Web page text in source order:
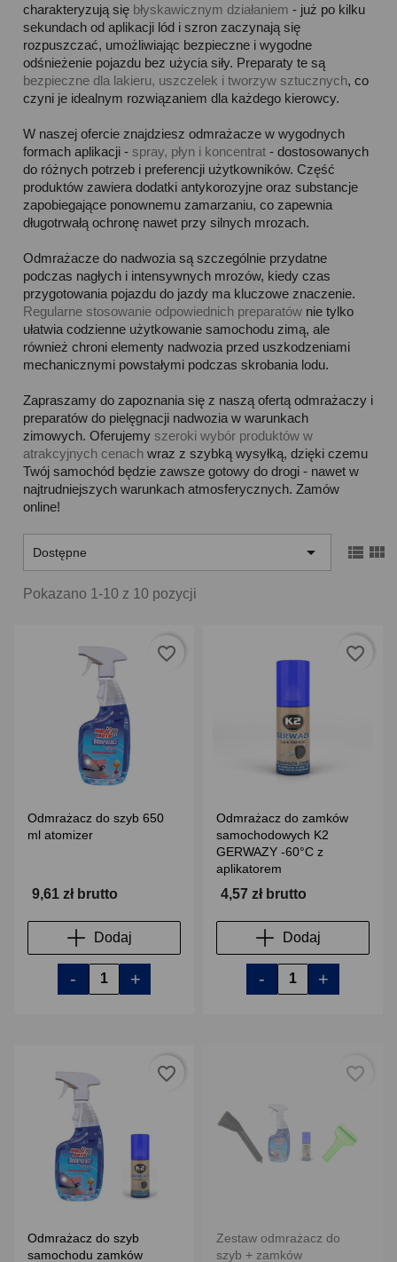
charakteryzują się błyskawicznym działaniem - już po kilku
sekundach od aplikacji lód i szron zaczynają się
rozpuszczać, umożliwiając bezpieczne i wygodne
odśnieżenie pojazdu bez użycia siły. Preparaty te są
bezpieczne dla lakieru, uszczelek i tworzyw sztucznych, co
czyni je idealnym rozwiązaniem dla każdego kierowcy.
W naszej ofercie znajdziesz odmrażacze w wygodnych
formach aplikacji -spray, płyn i koncentrat - dostosowanych
do różnych potrzeb i preferencji użytkowników. Część
produktów zawiera dodatki antykorozyjne oraz substancje
zapobiegające ponownemu zamarzaniu, co zapewnia
długotrwałą ochronę nawet przy silnych mrozach.
Odmrażacze do nadwozia są szczególnie przydatne
podczas nagłych i intensywnych mrozów, kiedy czas
przygotowania pojazdu do jazdy ma kluczowe znaczenie.
Regularne stosowanie odpowiednich preparatów nie tylko
ułatwia codzienne użytkowanie samochodu zimą, ale
również chroni elementy nadwozia przed uszkodzeniami
mechanicznymi powstałymi podczas skrobania lodu.
Zapraszamy do zapoznania się z naszą ofertą odmrażaczy i
preparatów do pielęgnacji nadwozia w warunkach
zimowych. Oferujemyszeroki wybór produktów w
atrakcyjnych cenach wraz z szybką wysyłką, dzięki czemu
Twój samochód będzie zawsze gotowy do drogi - nawet w
najtrudniejszych warunkach atmosferycznych. Zamów
online!
Dostępne   
Pokazano 1-10 z 10 pozycji
Odmrażacz do szyb 650
ml atomizer
9,61 zł brutto
Dodaj
- +
favorite_border
Odmrażacz do zamków
samochodowych K2
GERWAZY -60°C z
aplikatorem
4,57 zł brutto
Dodaj
- +
favorite_border
Odmrażacz do szyb
samochodu zamków
favorite_border
Zestaw odmrażacz do
szyb + zamków
favorite_border